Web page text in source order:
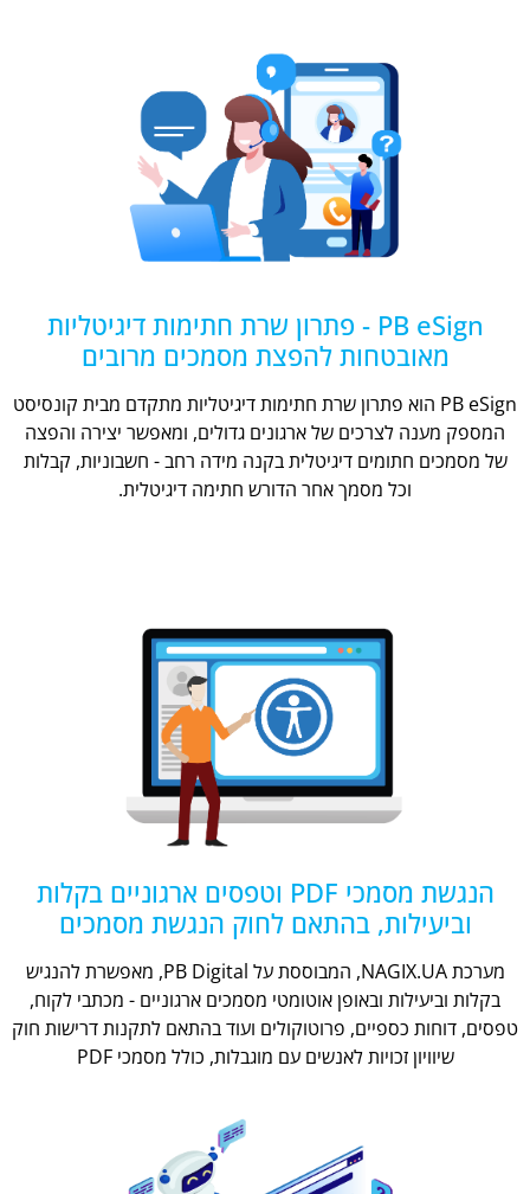
PB eSign - פתרון שרת חתימות דיגיטליות
מאובטחות להפצת מסמכים מרובים
PB eSign הוא פתרון שרת חתימות דיגיטליות מתקדם מבית קונסיסט
המספק מענה לצרכים של ארגונים גדולים, ומאפשר יצירה והפצה
של מסמכים חתומים דיגיטלית בקנה מידה רחב - חשבוניות, קבלות
וכל מסמך אחר הדורש חתימה דיגיטלית.
הנגשת מסמכי PDF וטפסים ארגוניים בקלות
וביעילות, בהתאם לחוק הנגשת מסמכים
מערכת NAGIX.UA, המבוססת על PB Digital, מאפשרת להנגיש
בקלות וביעילות ובאופן אוטומטי מסמכים ארגוניים - מכתבי לקוח,
טפסים, דוחות כספיים, פרוטוקולים ועוד בהתאם לתקנות דרישות חוק
שיוויון זכויות לאנשים עם מוגבלות, כולל מסמכי PDF